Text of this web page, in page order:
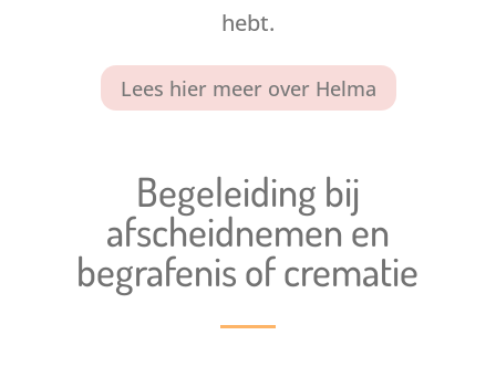
hebt.
Lees hier meer over Helma
Begeleiding bij
afscheidnemen en
begrafenis of crematie